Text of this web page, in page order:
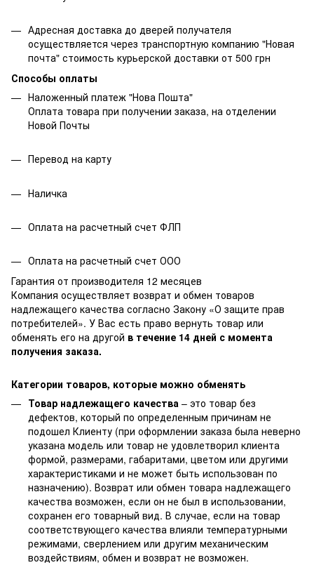
Адресная доставка до дверей получателя
осуществляется через транспортную компанию "Новая
почта" стоимость курьерской доставки от 500 грн
Способы оплаты
Наложенный платеж "Нова Пошта"
Оплата товара при получении заказа, на отделении
Новой Почты
Перевод на карту
Наличка
Оплата на расчетный счет ФЛП
Оплата на расчетный счет ООО
Гарантия от производителя 12 месяцев
Компания осуществляет возврат и обмен товаров
надлежащего качества согласно Закону «О защите прав
потребителей». У Вас есть право вернуть товар или
обменять его на другой в течение 14 дней с момента
получения заказа.
Категории товаров, которые можно обменять
Товар надлежащего качества – это товар без
дефектов, который по определенным причинам не
подошел Клиенту (при оформлении заказа была неверно
указана модель или товар не удовлетворил клиента
формой, размерами, габаритами, цветом или другими
характеристиками и не может быть использован по
назначению). Возврат или обмен товара надлежащего
качества возможен, если он не был в использовании,
сохранен его товарный вид. В случае, если на товар
соответствующего качества влияли температурными
режимами, сверлением или другим механическим
воздействиям, обмен и возврат не возможен.